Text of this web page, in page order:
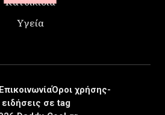
Υγεία
Όροι χρήσης-
ειδήσεις σε tag